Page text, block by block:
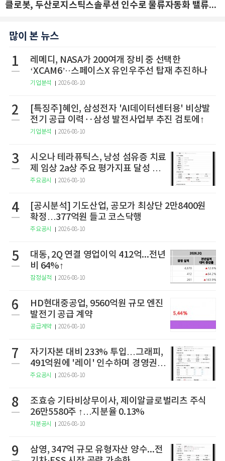
클로봇, 두산로지스틱스솔루션 인수로 물류자동화 밸류체인 확장 추진 - IBK투자증권
많이 본 뉴스
1
레메디, NASA가 200여개 장비 중 선택한
‘XCAM6’··스페이스X 유인우주선 탑재 추진하나
기업분석 2026-08-10
2
[특징주]혜인, 삼성전자 'AI데이터센터용' 비상발
전기 공급 이력‥삼성 발전사업부 추진 검토에↑
기업분석 2026-08-10
3
시오나 테라퓨틱스, 낭성 섬유증 치료
제 임상 2a상 주요 평가지표 달성 실
패
주요공시 2026-08-10
4
[공시분석] 기도산업, 공모가 최상단 2만8400원
확정…377억원 들고 코스닥행
주요공시 2026-08-10
5
대동, 2Q 연결 영업이익 412억...전년
비 64%↑
잠정실적 2026-08-10
6
HD현대중공업, 9560억원 규모 엔진
발전기 공급 계약
공급계약 2026-08-10
7
자기자본 대비 233% 투입…그래피,
491억원에 '레이' 인수하며 경영권
확보
주요공시 2026-08-10
8
조효승 기타비상무이사, 제이알글로벌리츠 주식
26만5580주 ↑…지분율 0.13%
지분공시 2026-08-10
9
삼영, 347억 규모 유형자산 양수...전